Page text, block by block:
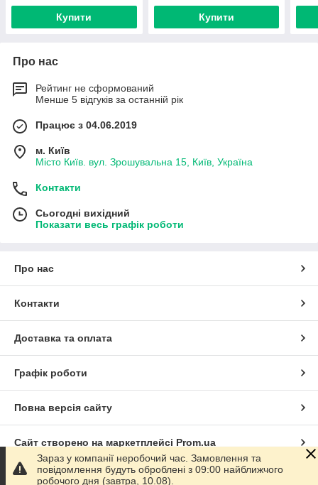
Купити Купити
Про нас
Рейтинг не сформований
Менше 5 відгуків за останній рік
Працює з 04.06.2019
м. Київ
Місто Київ. вул. Зрошувальна 15, Київ, Україна
Контакти
Сьогодні вихідний
Показати весь графік роботи
Про нас
Контакти
Доставка та оплата
Графік роботи
Повна версія сайту
Сайт створено на маркетплейсі Prom.ua
Політика конфіденційності
Зараз у компанії неробочий час. Замовлення та
повідомлення будуть оброблені з 09:00 найближчого
робочого дня (завтра, 10.08).